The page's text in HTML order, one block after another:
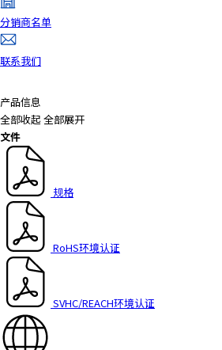
分销商名单
联系我们
产品信息
全部收起 全部展开
文件
规格
RoHS环境认证
SVHC/REACH环境认证